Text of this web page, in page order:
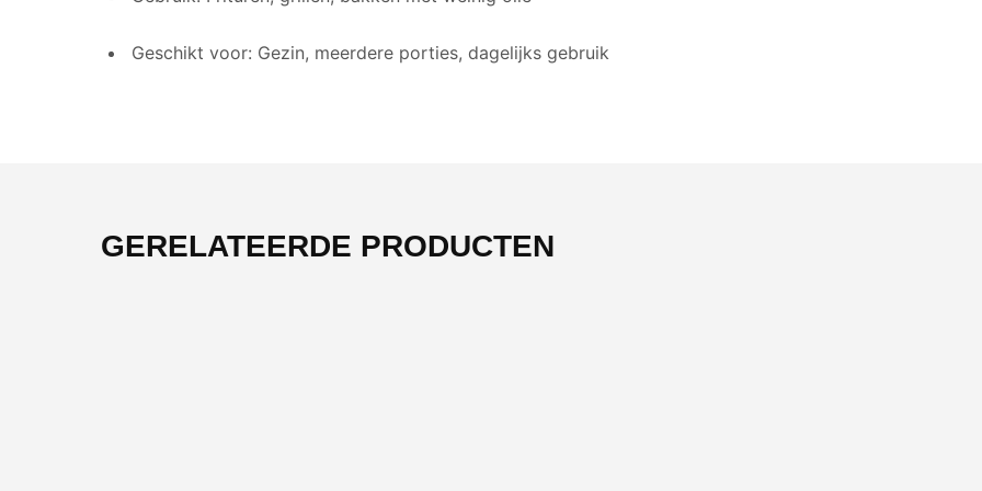
Geschikt voor: Gezin, meerdere porties, dagelijks gebruik
GERELATEERDE PRODUCTEN